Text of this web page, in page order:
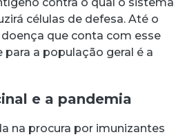
células de defesa. Até o
que conta com esse
a população geral é a
e a pandemia
na procura por imunizantes